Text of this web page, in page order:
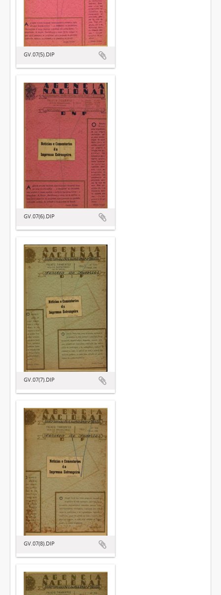
GV.07(5).DIP
GV.07(6).DIP
GV.07(7).DIP
GV.07(8).DIP